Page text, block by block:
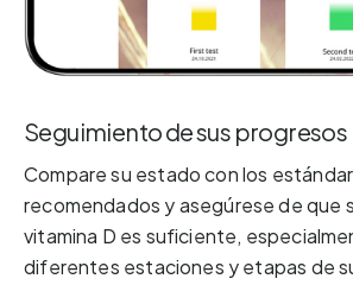
Seguimiento de sus progresos
Compare su estado con los
recomendados y asegúrese de que
vitamina D es suficiente,
diferentes estaciones y etapas de